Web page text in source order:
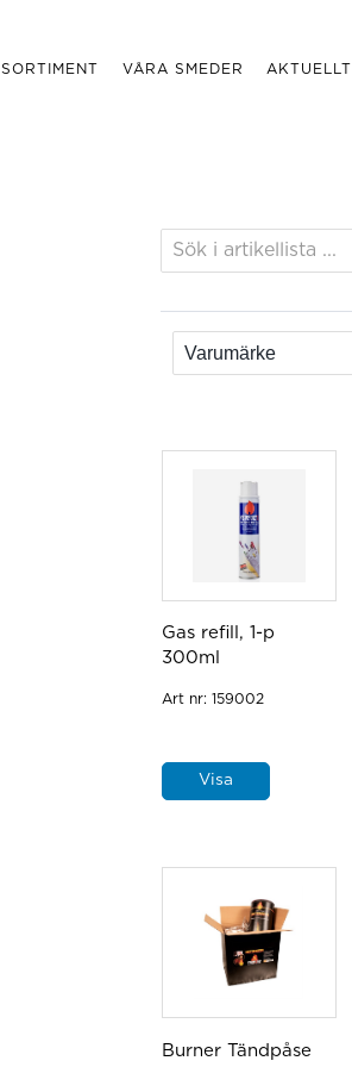
SORTIMENT VÅRA SMEDER AKTUELLT
Gas refill, 1-p
300ml
Art nr: 159002
Visa
Burner Tändpåse